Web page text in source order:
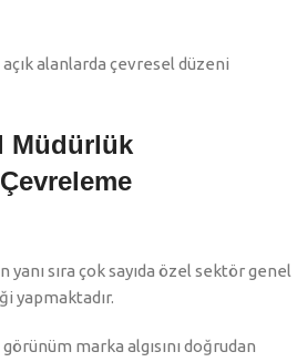
alanlarda çevresel düzeni
Müdürlük
yanı sıra çok sayıda özel sektör genel
yapmaktadır.
marka algısını doğrudan